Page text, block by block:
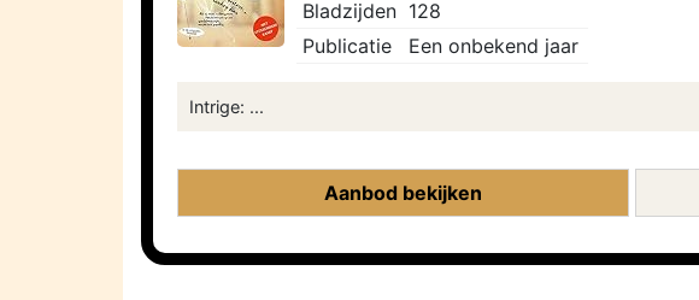
Bladzijden 128
Publicatie
Een onbekend jaar
Intrige: ...
Aanbod bekijken